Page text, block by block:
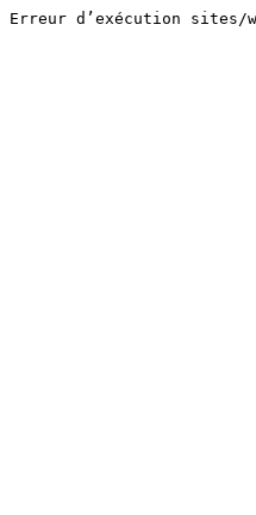
Erreur d’exécution sites/